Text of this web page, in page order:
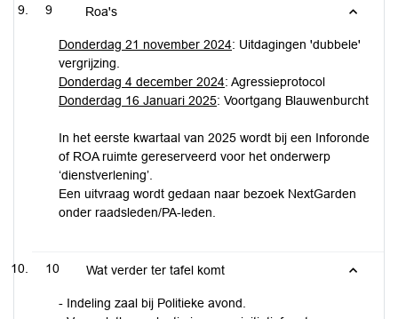
9 Roa's
Donderdag 21 november 2024: Uitdagingen 'dubbele'
vergrijzing.
Donderdag 4 december 2024: Agressieprotocol
Donderdag 16 Januari 2025: Voortgang Blauwenburcht
In het eerste kwartaal van 2025 wordt bij een Inforonde
of ROA ruimte gereserveerd voor het onderwerp
‘dienstverlening’.
Een uitvraag wordt gedaan naar bezoek NextGarden
onder raadsleden/PA-leden.
10 Wat verder ter tafel komt
- Indeling zaal bij Politieke avond.